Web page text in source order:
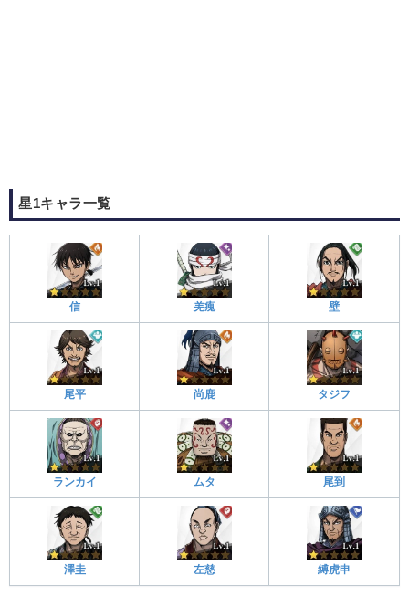
星1キャラ一覧
信 羌瘣 壁
尾平 尚鹿 タジフ
ランカイ ムタ 尾到
澤圭 左慈 縛虎申